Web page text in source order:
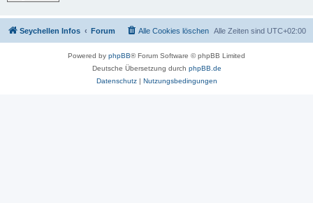
Seychellen Infos Forum Alle Zeiten sind UTC+02:00
Alle Cookies löschen
Powered by phpBB® Forum Software © phpBB Limited
Deutsche Übersetzung durch phpBB.de
Datenschutz| Nutzungsbedingungen